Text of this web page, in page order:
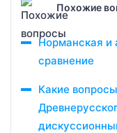
Похожие
Норманская и
сравнение
Какие